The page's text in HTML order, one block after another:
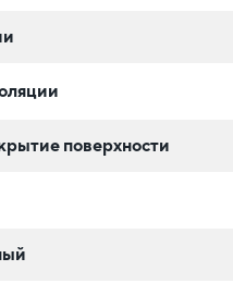
поверхности